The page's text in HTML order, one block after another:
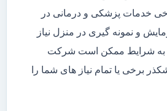
خدمات پزشکی و درمانی در
و نمونه گیری در منزل نیاز
به شرایط ممکن است شرکت
برخی یا تمام نیاز های شما را